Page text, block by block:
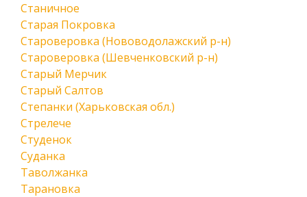
Станичное
Старая Покровка
Староверовка (Нововодолажский р-н)
Староверовка (Шевченковский р-н)
Старый Мерчик
Старый Салтов
Степанки (Харьковская обл.)
Стрелече
Студенок
Суданка
Таволжанка
Тарановка